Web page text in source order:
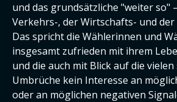
und das grundsätzliche "weiter so"
Verkehrs-, der Wirtschafts- und
Das spricht die Wählerinnen und
insgesamt zufrieden mit ihrem
und die auch mit Blick auf die
Umbrüche kein Interesse an
oder an möglichen negativen